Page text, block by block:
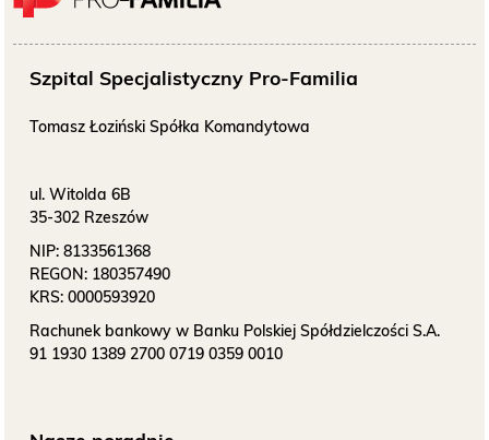
Szpital Specjalistyczny Pro-Familia
Tomasz Łoziński Spółka Komandytowa
ul. Witolda 6B
35-302 Rzeszów
NIP: 8133561368
REGON: 180357490
KRS: 0000593920
Rachunek bankowy w Banku Polskiej Spółdzielczości S.A.
91 1930 1389 2700 0719 0359 0010